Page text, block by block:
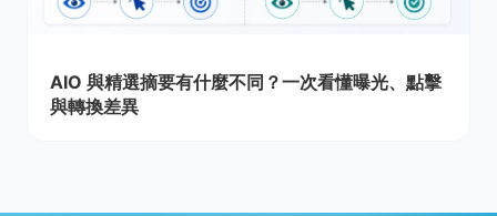
AIO 與精選摘要有什麼不同？一次看懂曝光、點擊
與轉換差異